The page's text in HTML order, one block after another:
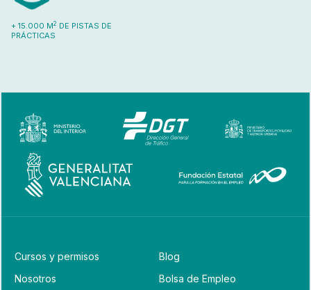
+ 15.000 M2 DE PISTAS DE
PRÁCTICAS
Cursos y permisos
Nosotros
Blog
Bolsa de Empleo